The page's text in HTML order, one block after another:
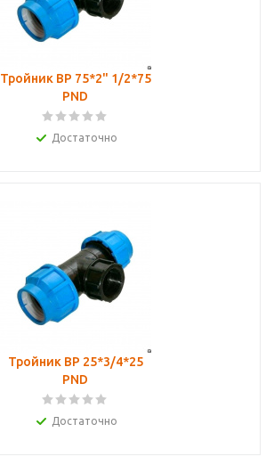
Тройник ВР 75*2" 1/2*75
PND
Достаточно
Тройник ВР 25*3/4*25
PND
Достаточно